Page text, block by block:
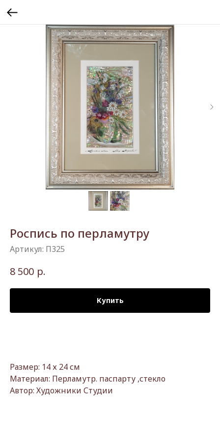
Роспись по перламутру
Артикул: П325
8 500 р.
Купить
Размер: 14 х 24 см
Материал: Перламутр. паспарту ,стекло
Автор: Художники Студии